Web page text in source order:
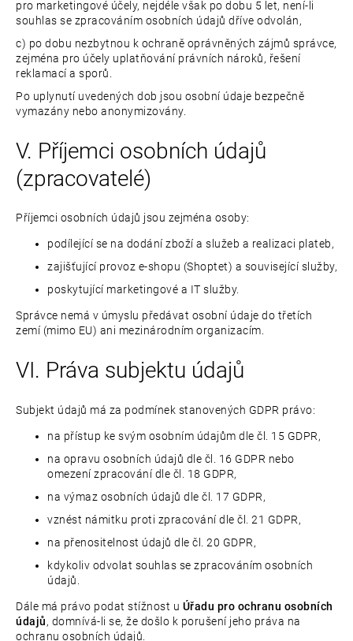
pro marketingové účely, nejdéle však po dobu 5 let, není-li
souhlas se zpracováním osobních údajů dříve odvolán,
c) po dobu nezbytnou k ochraně oprávněných zájmů správce,
zejména pro účely uplatňování právních nároků, řešení
reklamací a sporů.
Po uplynutí uvedených dob jsou osobní údaje bezpečně
vymazány nebo anonymizovány.
V. Příjemci osobních údajů
(zpracovatelé)
Příjemci osobních údajů jsou zejména osoby:
podílející se na dodání zboží a služeb a realizaci plateb,
zajišťující provoz e-shopu (Shoptet) a související služby,
poskytující marketingové a IT služby.
Správce nemá v úmyslu předávat osobní údaje do třetích
zemí (mimo EU) ani mezinárodním organizacím.
VI. Práva subjektu údajů
Subjekt údajů má za podmínek stanovených GDPR právo:
na přístup ke svým osobním údajům dle čl. 15 GDPR,
na opravu osobních údajů dle čl. 16 GDPR nebo
omezení zpracování dle čl. 18 GDPR,
na výmaz osobních údajů dle čl. 17 GDPR,
vznést námitku proti zpracování dle čl. 21 GDPR,
na přenositelnost údajů dle čl. 20 GDPR,
kdykoliv odvolat souhlas se zpracováním osobních
údajů.
Dále má právo podat stížnost u Úřadu pro ochranu osobních
údajů, domnívá-li se, že došlo k porušení jeho práva na
ochranu osobních údajů.